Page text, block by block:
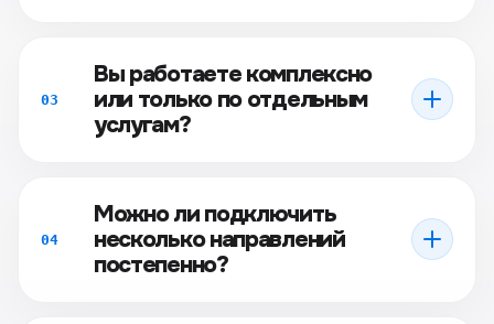
03
Вы работаете комплексно
или только по отдельным
услугам?
04
Можно ли подключить
несколько направлений
постепенно?